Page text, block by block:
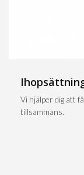
Vi hjälper dig att
tillsammans.